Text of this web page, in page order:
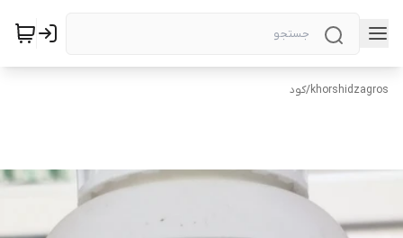
khorshidzagros
/کود